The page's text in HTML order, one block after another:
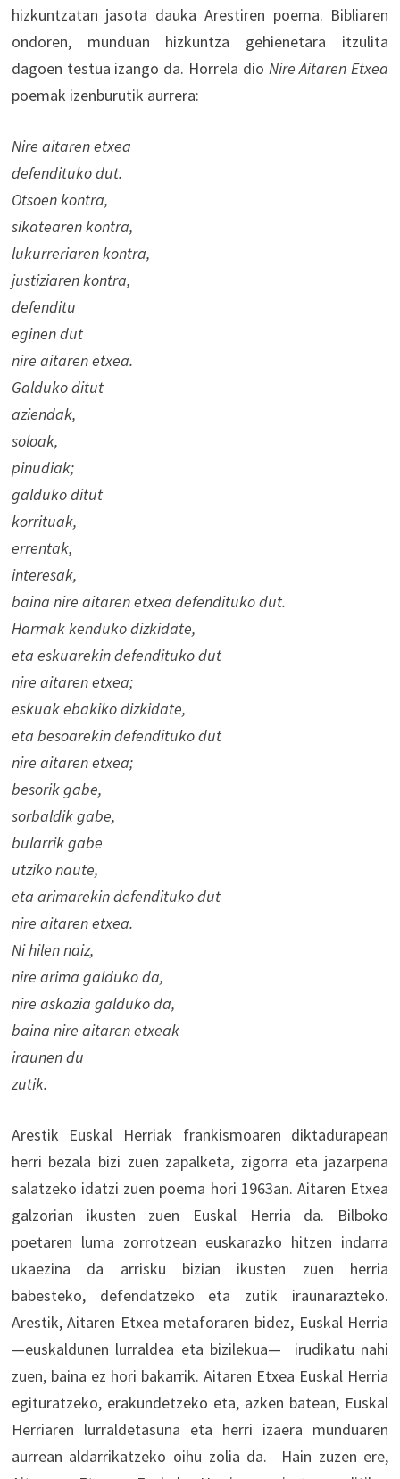
hizkuntzatan jasota dauka Arestiren poema. Bibliaren
ondoren, munduan hizkuntza gehienetara itzulita
dagoen testua izango da. Horrela dio Nire Aitaren Etxea
poemak izenburutik aurrera:
Nire aitaren etxea
defendituko dut.
Otsoen kontra,
sikatearen kontra,
lukurreriaren kontra,
justiziaren kontra,
defenditu
eginen dut
nire aitaren etxea.
Galduko ditut
aziendak,
soloak,
pinudiak;
galduko ditut
korrituak,
errentak,
interesak,
baina nire aitaren etxea defendituko dut.
Harmak kenduko dizkidate,
eta eskuarekin defendituko dut
nire aitaren etxea;
eskuak ebakiko dizkidate,
eta besoarekin defendituko dut
nire aitaren etxea;
besorik gabe,
sorbaldik gabe,
bularrik gabe
utziko naute,
eta arimarekin defendituko dut
nire aitaren etxea.
Ni hilen naiz,
nire arima galduko da,
nire askazia galduko da,
baina nire aitaren etxeak
iraunen du
zutik.
Arestik Euskal Herriak frankismoaren diktadurapean
herri bezala bizi zuen zapalketa, zigorra eta jazarpena
salatzeko idatzi zuen poema hori 1963an. Aitaren Etxea
galzorian ikusten zuen Euskal Herria da. Bilboko
poetaren luma zorrotzean euskarazko hitzen indarra
ukaezina da arrisku bizian ikusten zuen herria
babesteko, defendatzeko eta zutik iraunarazteko.
Arestik, Aitaren Etxea metaforaren bidez, Euskal Herria
—euskaldunen lurraldea eta bizilekua— irudikatu nahi
zuen, baina ez hori bakarrik. Aitaren Etxea Euskal Herria
egituratzeko, erakundetzeko eta, azken batean, Euskal
Herriaren lurraldetasuna eta herri izaera munduaren
aurrean aldarrikatzeko oihu zolia da. Hain zuzen ere,